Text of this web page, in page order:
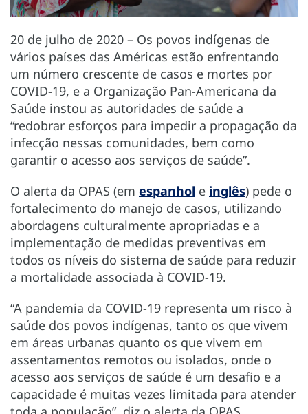
20 de julho de 2020 – Os povos indígenas de
vários países das Américas estão enfrentando
um número crescente de casos e mortes por
COVID-19, e a Organização Pan-Americana da
Saúde instou as autoridades de saúde a
“redobrar esforços para impedir a propagação da
infecção nessas comunidades, bem como
garantir o acesso aos serviços de saúde”.
O alerta da OPAS (em espanhol e inglês) pede o
fortalecimento do manejo de casos, utilizando
abordagens culturalmente apropriadas e a
implementação de medidas preventivas em
todos os níveis do sistema de saúde para reduzir
a mortalidade associada à COVID-19.
“A pandemia da COVID-19 representa um risco à
saúde dos povos indígenas, tanto os que vivem
em áreas urbanas quanto os que vivem em
assentamentos remotos ou isolados, onde o
acesso aos serviços de saúde é um desafio e a
capacidade é muitas vezes limitada para atender